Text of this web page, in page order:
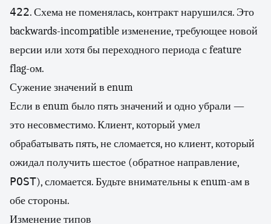
422. Схема не поменялась, контракт нарушился. Это
backwards-incompatible изменение, требующее новой
версии или хотя бы переходного периода с feature
flag-ом.
Сужение значений в enum
Если в enum было пять значений и одно убрали —
это несовместимо. Клиент, который умел
обрабатывать пять, не сломается, но клиент, который
ожидал получить шестое (обратное направление,
POST), сломается. Будьте внимательны к enum-ам в
обе стороны.
Изменение типов